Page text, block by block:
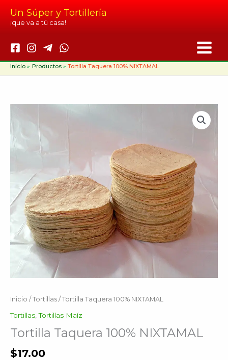
Un Súper y Tortillería
¡que va a tú casa!
Inicio Productos Tortilla Taquera 100% NIXTAMAL
Inicio / Tortillas / Tortilla Taquera 100% NIXTAMAL
Tortillas,Tortillas Maíz
Tortilla Taquera 100% NIXTAMAL
$17.00
Taquera
100%
NIXTAMAL